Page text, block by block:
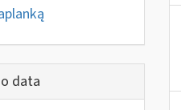
data